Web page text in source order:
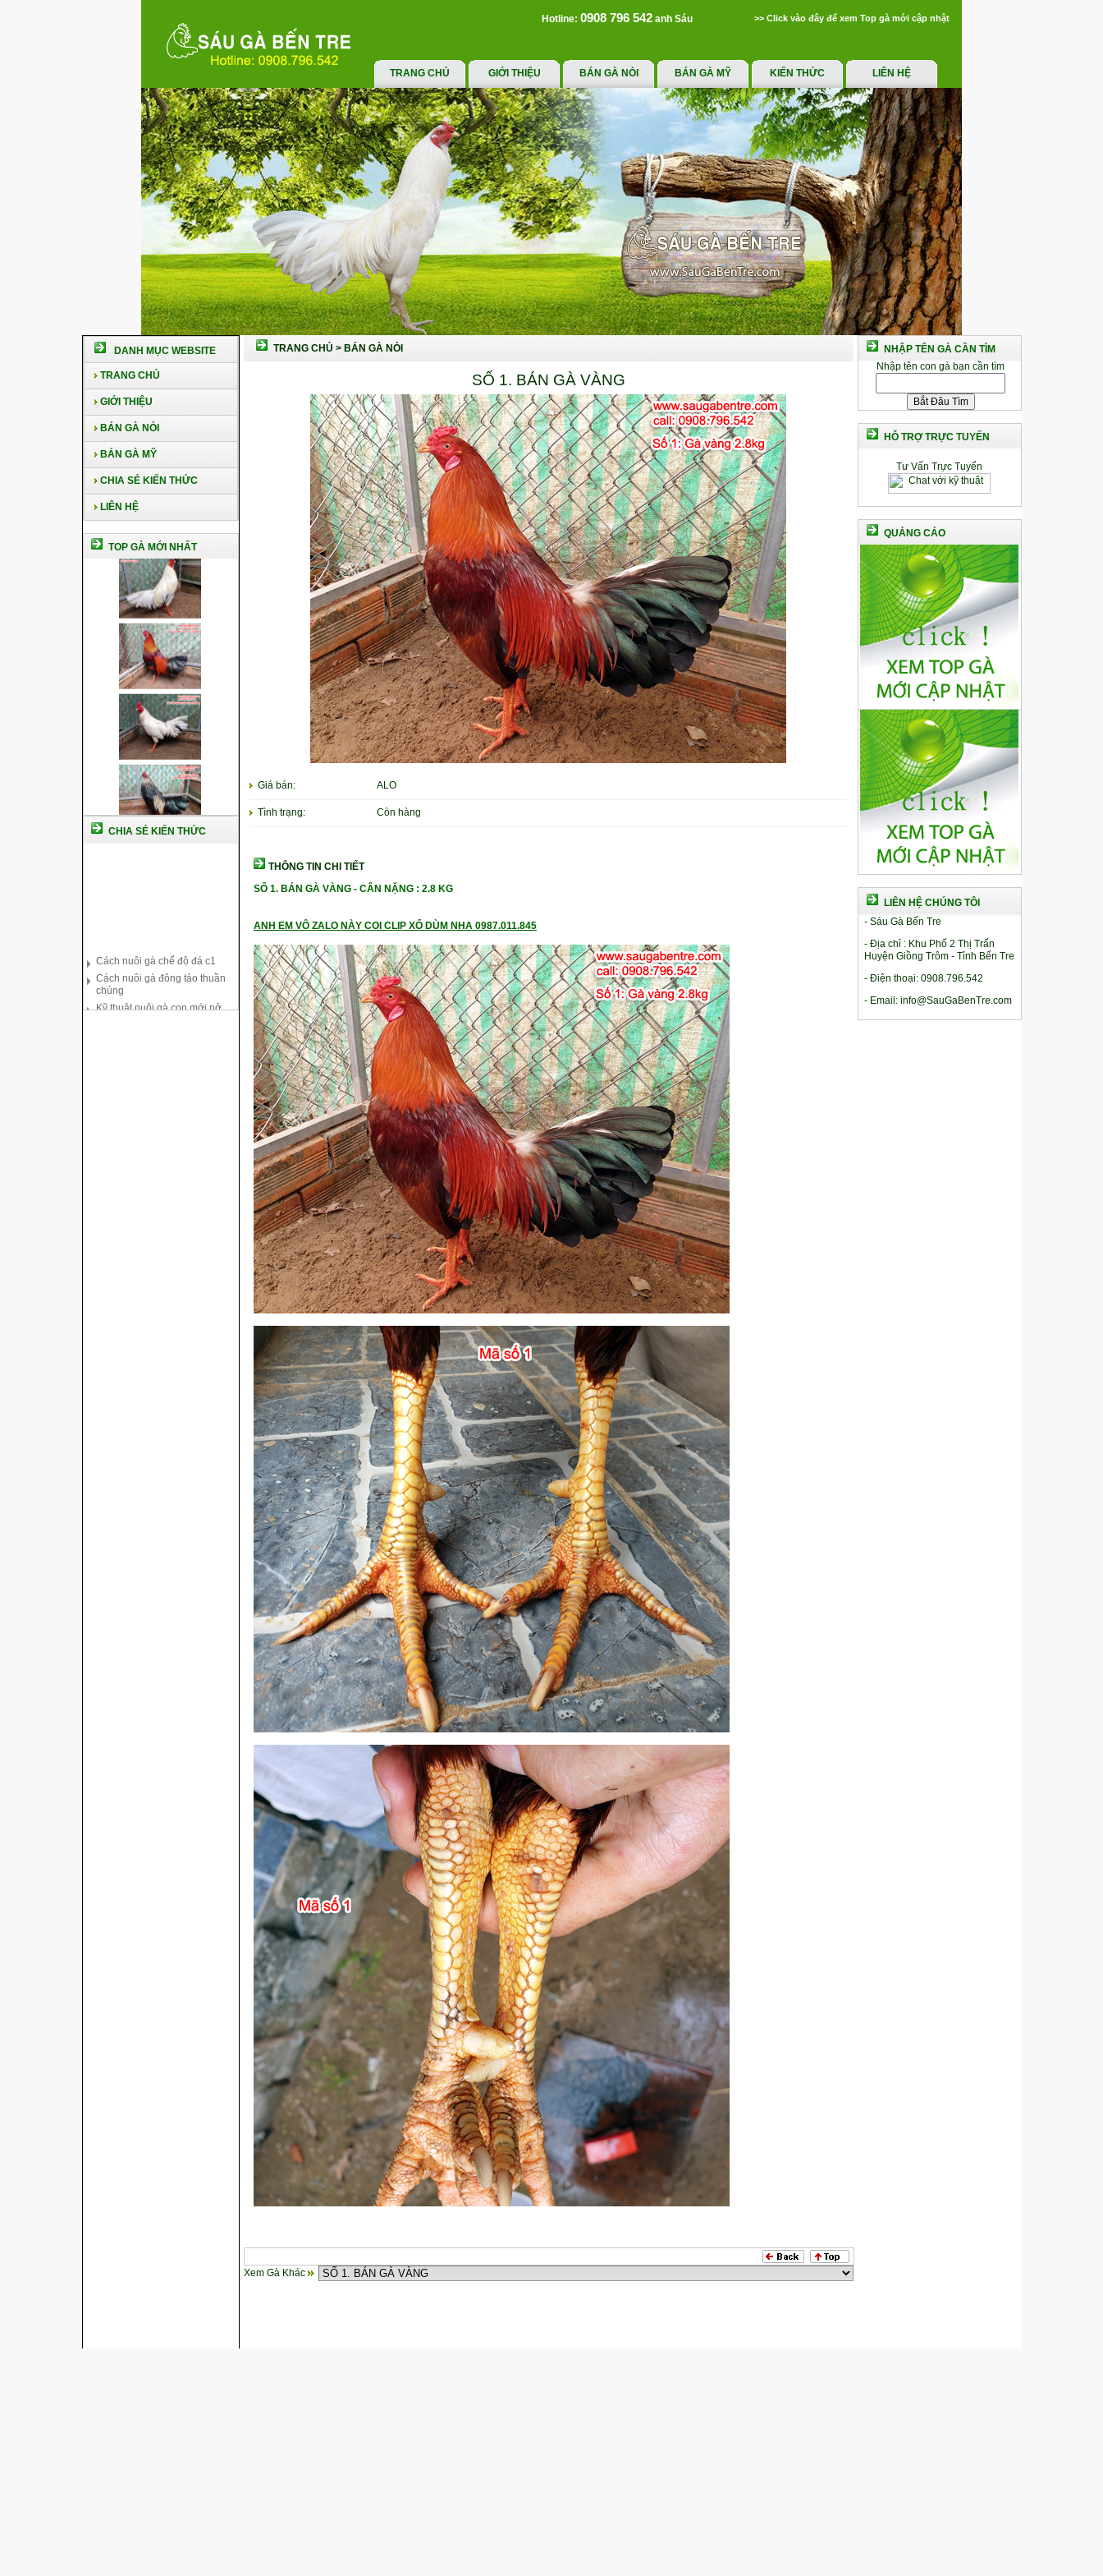
Hotline: 0908 796 542 anh Sáu >> Click vào đây để xem Top gà mới cập nhật
TRANG CHỦ GIỚI THIỆU BÁN GÀ NÒI BÁN GÀ MỸ KIẾN THỨC LIÊN HỆ
DANH MỤC WEBSITE
TRANG CHỦ
GIỚI THIỆU
BÁN GÀ NÒI
BÁN GÀ MỸ
CHIA SẺ KIẾN THỨC
LIÊN HỆ
TOP GÀ MỚI NHẤT
CHIA SẺ KIẾN THỨC
chủng
Kỹ thuật nuôi gà con mới nở
Hướng dẫn nuôi gà đá
Tại sao bạn cần biết cách nuôi
TRANG CHỦ > BÁN GÀ NÒI
SỐ 1. BÁN GÀ VÀNG
Giá bán: ALO
Tình trạng: Còn hàng
THÔNG TIN CHI TIẾT
SỐ 1. BÁN GÀ VÀNG - CÂN NẶNG : 2.8 KG
ANH EM VÔ ZALO NÀY COI CLIP XỔ DÙM NHA 0987.011.845
Xem Gà Khác
NHẬP TÊN GÀ CẦN TÌM
Nhập tên con gà bạn cần tìm
HỖ TRỢ TRỰC TUYẾN
Tư Vấn Trực Tuyến
QUẢNG CÁO
LIÊN HỆ CHÚNG TÔI
- Sáu Gà Bến Tre
- Địa chỉ : Khu Phố 2 Thị Trấn
Huyện Giồng Trôm - Tỉnh Bến Tre
- Điện thoại: 0908.796.542
- Email: info@SauGaBenTre.com